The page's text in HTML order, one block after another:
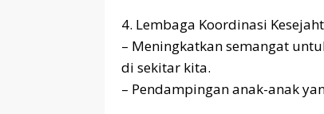
4. Lembaga Koordinasi
– Meningkatkan semangat
di sekitar kita.
– Pendampingan anak-anak